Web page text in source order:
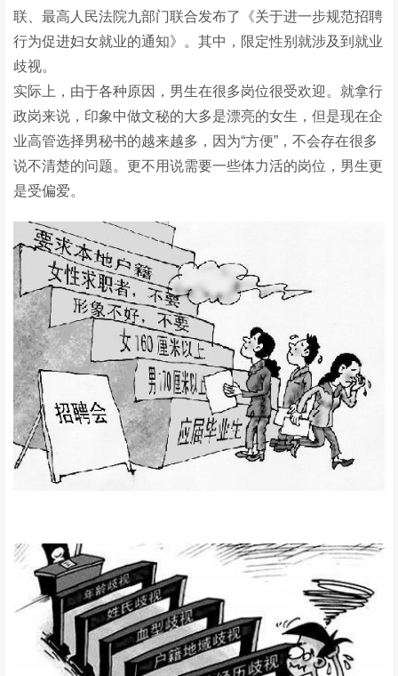
联、最高人民法院九部门联合发布了《关于进一步规范招聘
行为促进妇女就业的通知》。其中，限定性别就涉及到就业
歧视。
实际上，由于各种原因，男生在很多岗位很受欢迎。就拿行
政岗来说，印象中做文秘的大多是漂亮的女生，但是现在企
业高管选择男秘书的越来越多，因为“方便”，不会存在很多
说不清楚的问题。更不用说需要一些体力活的岗位，男生更
是受偏爱。